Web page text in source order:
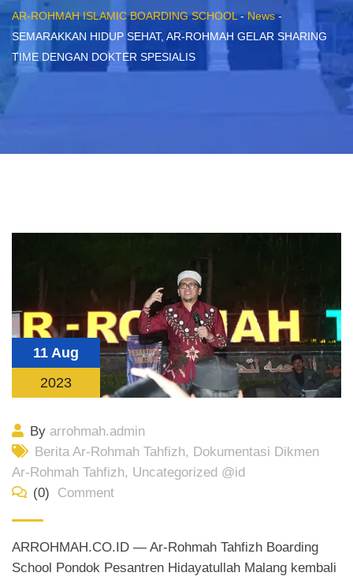
AR-ROHMAH ISLAMIC BOARDING SCHOOL-News-
SEMARAKKAN HIDUP SEHAT, AR-ROHMAH GELAR SHARING
TIME DENGAN DOKTER SPESIALIS
11 Aug
2023
By arrohmah.admin
Berita Ar-Rohmah Tahfizh, Dokumentasi Dikmen
Ar-Rohmah Tahfizh, Uncategorized @id
(0)
Comment
ARROHMAH.CO.ID — Ar-Rohmah Tahfizh Boarding
School Pondok Pesantren Hidayatullah Malang kembali